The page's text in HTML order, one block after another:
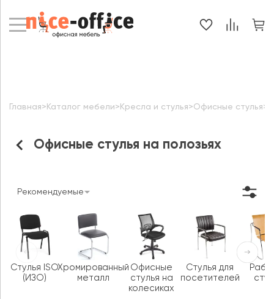
Офисные стулья на полозьях
Главная> Каталог мебели> Кресла и стулья>Офисные стулья>
Рекомендуемые
Стулья ISO
(ИЗО)
Хромированный
металл
Офисные
стулья на
колесиках
Стулья для
посетителей